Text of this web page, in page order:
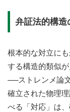
弁証法的構造
根本的な対立に
する構造的類似
──ストレンメ論
確立された物理
べる「対応」は